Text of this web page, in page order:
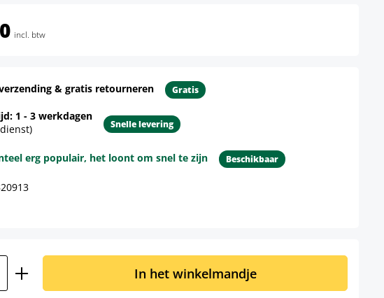
incl. btw
& gratis retourneren Gratis
1 - 3 werkdagen
Snelle levering
erg populair, het loont om snel te zijn Beschikbaar
Voer de gewenste hoeveelheid in
In het winkelmandje